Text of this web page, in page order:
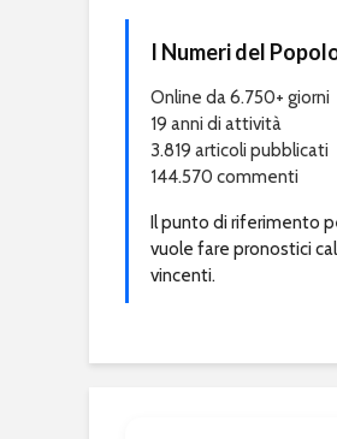
I Numeri del
Online da 6.750+ giorni
19 anni di attività
3.819 articoli pubblicati
144.570 commenti
Il punto di riferimento
vuole fare pronostici
vincenti.